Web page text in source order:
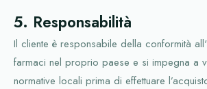
5. Responsabilità
Il cliente è responsabile della conformità
farmaci nel proprio paese e si impegna a
normative locali prima di effettuare